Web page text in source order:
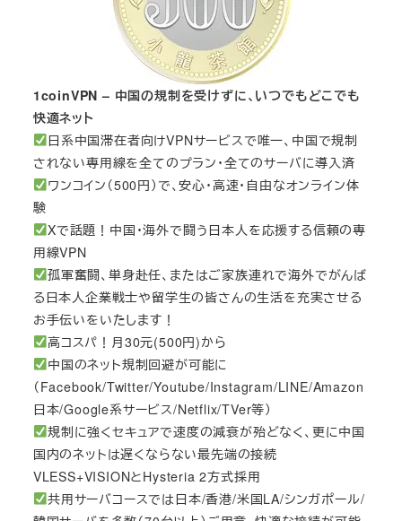
1coinVPN – 中国の規制を受けずに、いつでもどこでも
快適ネット
日系中国滞在者向けVPNサービスで唯一、中国で規制
されない専用線を全てのプラン・全てのサーバに導入済
ワンコイン（500円）で、安心・高速・自由なオンライン体
験
Xで話題！中国・海外で闘う日本人を応援する信頼の専
用線VPN
孤軍奮闘、単身赴任、またはご家族連れで海外でがんば
る日本人企業戦士や留学生の皆さんの生活を充実させる
お手伝いをいたします！
高コスパ！月30元(500円)から
中国のネット規制回避が可能に
（Facebook/Twitter/Youtube/Instagram/LINE/Amazon
日本/Google系サービス/Netflix/TVer等）
規制に強くセキュアで速度の減衰が殆どなく、更に中国
国内のネットは遅くならない最先端の接続
VLESS+VISIONとHysteria 2方式採用
共用サーバコースでは日本/香港/米国LA/シンガポール/